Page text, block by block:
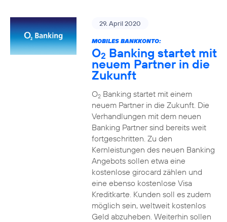
29. April 2020
MOBILES BANKKONTO:
O2 Banking startet mit
neuem Partner in die
Zukunft
O2Banking startet mit einem
neuem Partner in die Zukunft. Die
Verhandlungen mit dem neuen
Banking Partner sind bereits weit
fortgeschritten. Zu den
Kernleistungen des neuen Banking
Angebots sollen etwa eine
kostenlose girocard zählen und
eine ebenso kostenlose Visa
Kreditkarte. Kunden soll es zudem
möglich sein, weltweit kostenlos
Geld abzuheben. Weiterhin sollen